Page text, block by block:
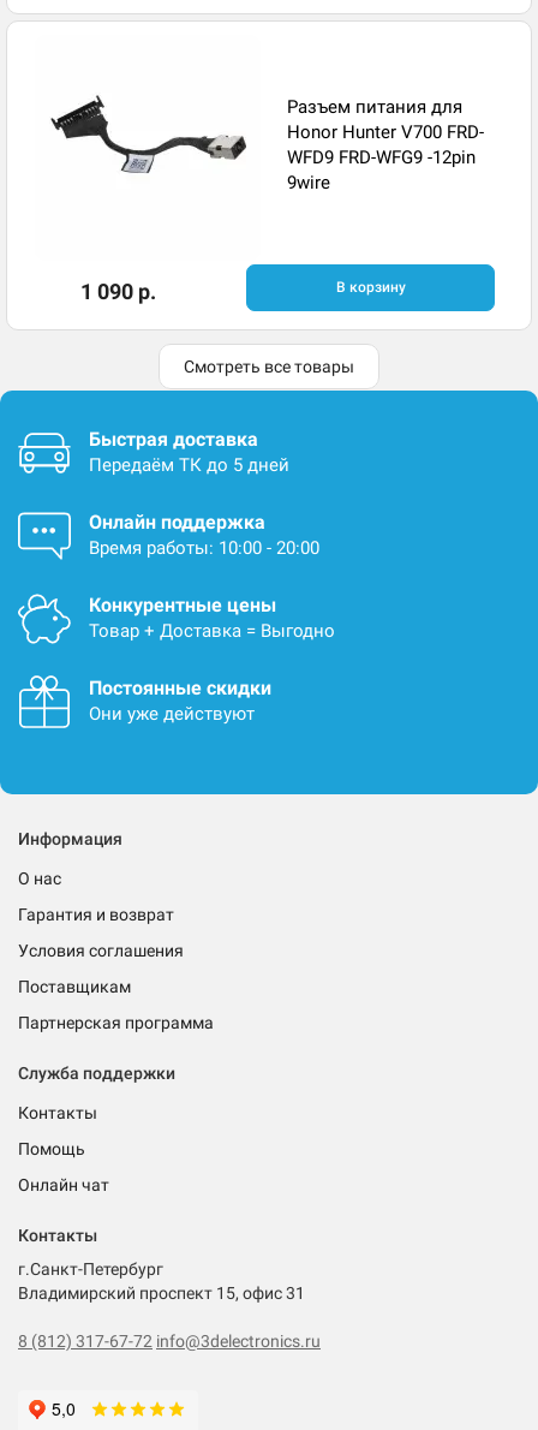
Разъем питания для
Honor Hunter V700 FRD-
WFD9 FRD-WFG9 -12pin
9wire
1 090 р. В корзину
Смотреть все товары
Быстрая доставка
Передаём ТК до 5 дней
Онлайн поддержка
Время работы: 10:00 - 20:00
Конкурентные цены
Товар + Доставка = Выгодно
Постоянные скидки
Они уже действуют
Информация
О нас
Гарантия и возврат
Условия соглашения
Поставщикам
Партнерская программа
Служба поддержки
Контакты
Помощь
Онлайн чат
Контакты
г.Санкт-Петербург
Владимирский проспект 15, офис 31
8 (812) 317-67-72 info@3delectronics.ru